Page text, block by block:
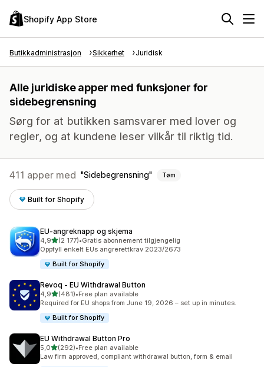
Shopify App Store
Butikkadministrasjon Sikkerhet Juridisk
Alle juridiske apper med funksjoner for
sidebegrensning
Sørg for at butikken samsvarer med lover og
regler, og at kundene leser vilkår til riktig tid.
411 apper med Sidebegrensning Tøm
Built for Shopify
EU‑angreknapp og skjema
4,9av 5 stjerner
(2 177)
Totalt 2177 omtaler
•Gratis abonnement tilgjengelig
Oppfyll enkelt EUs angrerettkrav 2023/2673
Built for Shopify
Revoq ‑ EU Withdrawal Button
4,9av 5 stjerner
(481)
Totalt 481 omtaler
•Free plan available
Required for EU shops from June 19, 2026 – set up in minutes.
Built for Shopify
EU Withdrawal Button Pro
5,0av 5 stjerner
(292)
Totalt 292 omtaler
•Free plan available
Law firm approved, compliant withdrawal button, form & email